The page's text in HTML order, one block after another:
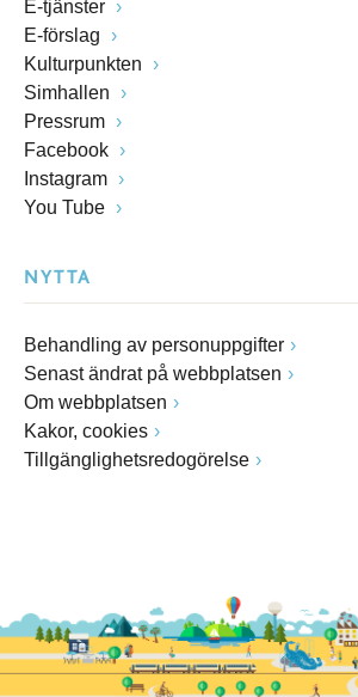
E-tjänster
E-förslag
Kulturpunkten
Simhallen
Pressrum
Facebook
Instagram
You Tube
NYTTA
Behandling av personuppgifter
Senast ändrat på webbplatsen
Om webbplatsen
Kakor, cookies
Tillgänglighetsredogörelse